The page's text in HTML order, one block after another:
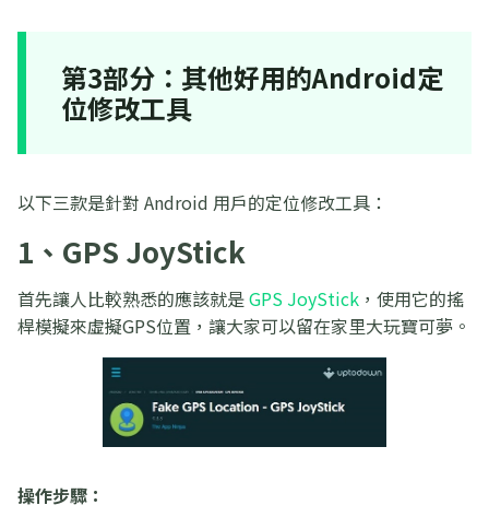
第3部分：其他好用的Android定
位修改工具
以下三款是針對 Android 用戶的定位修改工具：
1、GPS JoyStick
首先讓人比較熟悉的應該就是GPS JoyStick ，使用它的搖
桿模擬來虛擬GPS位置，讓大家可以留在家里大玩寶可夢。
操作步驟：